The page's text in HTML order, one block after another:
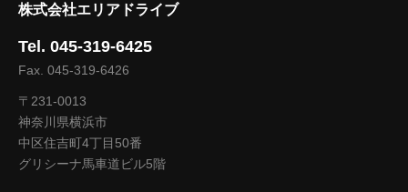
株式会社エリアドライブ
Tel. 045-319-6425
Fax. 045-319-6426
〒231-0013
神奈川県横浜市
中区住吉町4丁目50番
グリシーナ馬車道ビル5階